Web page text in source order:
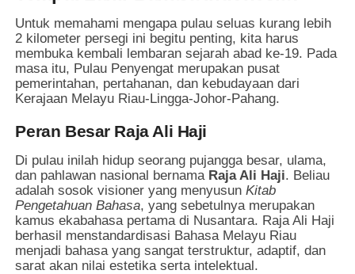
Untuk memahami mengapa pulau seluas kurang lebih
2 kilometer persegi ini begitu penting, kita harus
membuka kembali lembaran sejarah abad ke-19. Pada
masa itu, Pulau Penyengat merupakan pusat
pemerintahan, pertahanan, dan kebudayaan dari
Kerajaan Melayu Riau-Lingga-Johor-Pahang.
Peran Besar Raja Ali Haji
Di pulau inilah hidup seorang pujangga besar, ulama,
dan pahlawan nasional bernama Raja Ali Haji. Beliau
adalah sosok visioner yang menyusunKitab
Pengetahuan Bahasa, yang sebetulnya merupakan
kamus ekabahasa pertama di Nusantara. Raja Ali Haji
berhasil menstandardisasi Bahasa Melayu Riau
menjadi bahasa yang sangat terstruktur, adaptif, dan
sarat akan nilai estetika serta intelektual.